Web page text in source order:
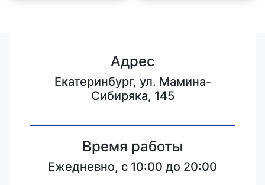
Адрес
Екатеринбург, ул. Мамина-
Сибиряка, 145
Время работы
Ежедневно, с 10:00 до 20:00